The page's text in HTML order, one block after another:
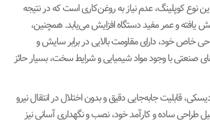
نوع کوپلینگ، عدم نیاز به روغن‌کاری است که در نتیجه
یافته و عمر مفید دستگاه افزایش می‌یابد. همچنین،
خاص خود، دارای مقاومت بالایی در برابر سایش و
با وجود مواد شیمیایی و شرایط سخت، بسیار حائز
قابلیت جابه‌جایی دقیق و بدون اختلال در انتقال نیرو
طراحی ساده و کارآمد خود، نصب و نگهداری آسانی نیز